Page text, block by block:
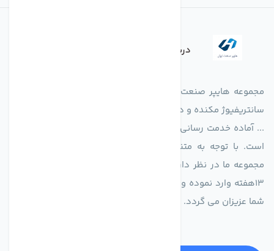
درباره فروشگاه
مجموعه هایپر صنعت ایران در امر تولید و واردات انواع فن های
سانتریفیوژ مکنده و دمنده آکسیال، سقفی، بین کانالی، مرغداری و
... آماده خدمت رسانی به شرکت های تولیدی، صنعتی و ساختمانی
است. با توجه به متنوع بودن فن های تولیدی کمپانی اروپایی
مجموعه ما در نظر دارد کالاهای تخصصی شما عزیزان رو در صرف
13هفته وارد نموده و این عمر باعث صرفه جویی در هزینه و زمان
شما عزیزان می گردد.